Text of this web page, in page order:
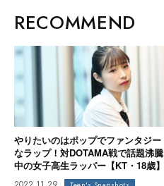
RECOMMEND
やりたいのはポップでファンタジー
なラップ！対DOTAMA戦で話題沸騰
中の女子高生ラッパー【KT・18歳】